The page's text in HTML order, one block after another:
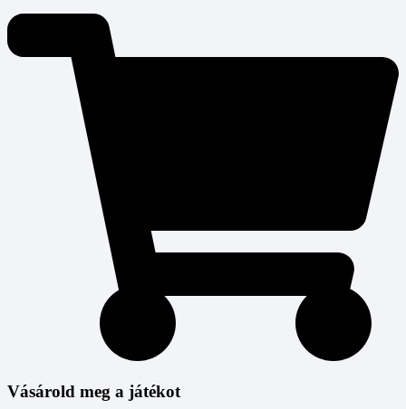
Vásárold meg a játékot